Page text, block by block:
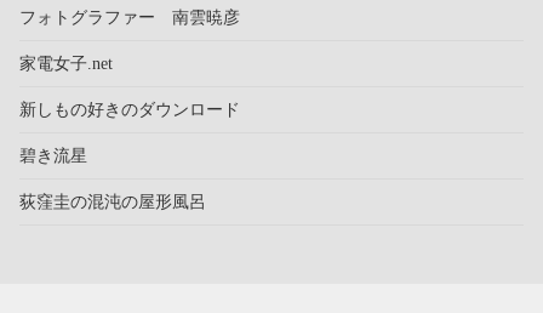
フォトグラファー 南雲暁彦
家電女子.net
新しもの好きのダウンロード
碧き流星
荻窪圭の混沌の屋形風呂